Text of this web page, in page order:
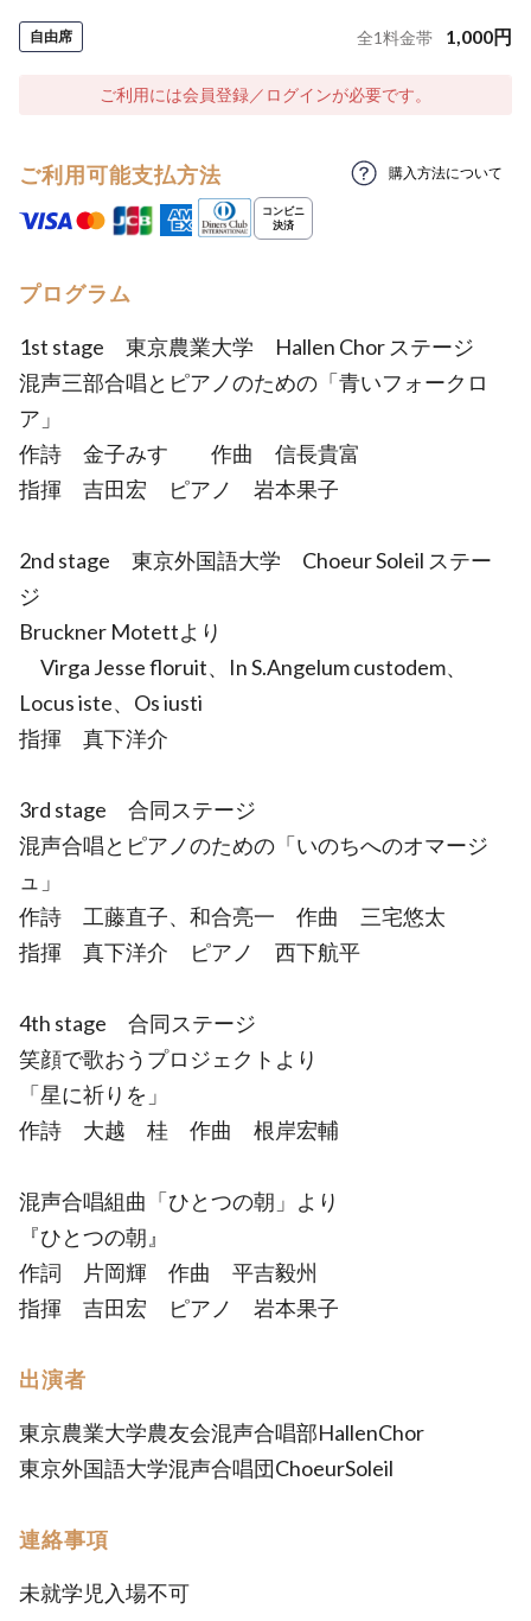
自由席 全1料金帯 1,000円
ご利用には会員登録／ログインが必要です。
ご利用可能支払方法 購入方法について
プログラム
1st stage 東京農業大学 Hallen Chor ステージ
混声三部合唱とピアノのための「青いフォークロ
ア」
作詩 金子みすゞ 作曲 信長貴富
指揮 吉田宏 ピアノ 岩本果子
2nd stage 東京外国語大学 Choeur Soleil ステー
ジ
Bruckner Motettより
Virga Jesse floruit、In S.Angelum custodem、
Locus iste、Os iusti
指揮 真下洋介
3rd stage 合同ステージ
混声合唱とピアノのための「いのちへのオマージ
ュ」
作詩 工藤直子、和合亮一 作曲 三宅悠太
指揮 真下洋介 ピアノ 西下航平
4th stage 合同ステージ
笑顔で歌おうプロジェクトより
「星に祈りを」
作詩 大越 桂 作曲 根岸宏輔
混声合唱組曲「ひとつの朝」より
『ひとつの朝』
作詞 片岡輝 作曲 平吉毅州
指揮 吉田宏 ピアノ 岩本果子
出演者
東京農業大学農友会混声合唱部HallenChor
東京外国語大学混声合唱団ChoeurSoleil
連絡事項
未就学児入場不可